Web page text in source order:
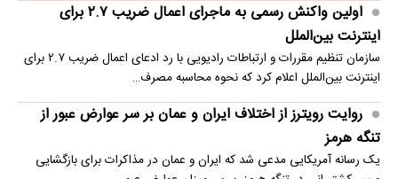
اولین واکنش رسمی به ماجرای اعمال ضریب ۲.۷ برای
اینترنت بین‌الملل
سازمان تنظیم مقررات و ارتباطات رادیویی با رد ادعای اعمال ضریب ۲.۷ برای
اینترنت بین‌الملل اعلام کرد که نحوه محاسبه مصرف…
روایت رویترز از اختلاف ایران و عمان بر سر عوارض عبور از
تنگه هرمز
یک رسانه آمریکایی مدعی شد که ایران و عمان در مذاکرات برای بازگشایی